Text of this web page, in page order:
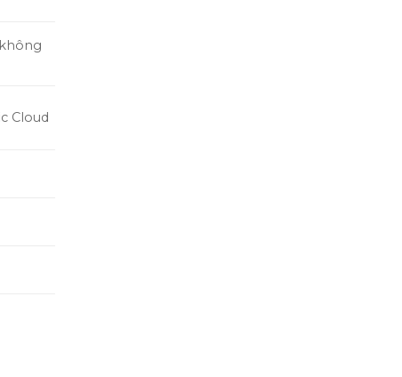
Cloud